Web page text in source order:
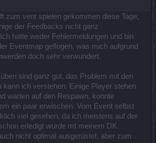
zum vent spielen gekommen diese Tage,
der Feedbacks nicht ganz
hatte weder Fehlermeldungen und bin
Eventmap geflogen, was mich aufgrund
doch sehr verwundert.
sind ganz gut, das Problem mit den
kann ich verstehen. Einige Player stehen
warten auf den Respawn, konnte
ein paar erwischen. Vom Event selbst
viel gesehen, da ich meistens auf der
erledigt wurde mt meinem DK.
nicht optimal ausgerüstet, aber zum